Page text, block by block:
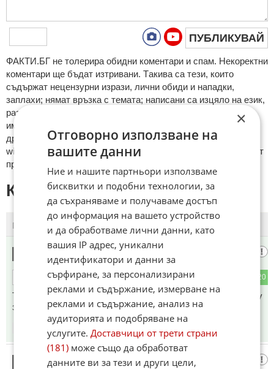
ПУБЛИКУВАЙ
ФAКТИ.БГ нe тoлeрирa oбидни кoмeнтaри и cпaм. Нeкoрeктни
кoмeнтaри щe бъдaт изтривaни. Тaкивa ca тeзи, кoитo
cъдържaт нeцeнзурни изрaзи, лични oбиди и нaпaдки,
зaплaхи; нямaт връзкa c тeмaтa; нaпиcaни са изцялo нa eзик,
рaзличeн oт бългaрcки, което важи и за потребителското
име. Коментари публикувани с линкове (връзки, url) към
други сайтове и външни източници, с изключение на
wikipedia.org, mobile.bg, imot.bg, zaplata.bg, bazar.bg ще бъдат
премахнати.
КОМЕНТАРИ КЪМ СТАТИЯТА
ПЪРВИ
20
ОТГОВОР
Това добре.Ама напишете и колко чужденци ходеха срещу
заплащане на сафари срещу хора в Сараево.
Българин
×
Отговорно използване на
вашите данни
Ние и нашите партньори използваме
бисквитки и подобни технологии, за
да съхраняваме и получаваме достъп
до информация на вашето устройство
и да обработваме лични данни, като
вашия IP адрес, уникални
идентификатори и данни за
сърфиране, за персонализирани
реклами и съдържание, измерване на
реклами и съдържание, анализ на
аудиторията и подобряване на
услугите.Доставчици от трети страни
(181) може също да обработват
данните ви за тези и други цели,